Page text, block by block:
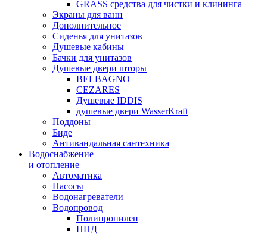
GRASS средства для чистки и клининга
Экраны для ванн
Дополнительное
Сиденья для унитазов
Душевые кабины
Бачки для унитазов
Душевые двери шторы
BELBAGNO
CEZARES
Душевые IDDIS
душевые двери WasserKraft
Поддоны
Биде
Антивандальная сантехника
Водоснабжение
и отопление
Автоматика
Насосы
Водонагреватели
Водопровод
Полипропилен
ПНД